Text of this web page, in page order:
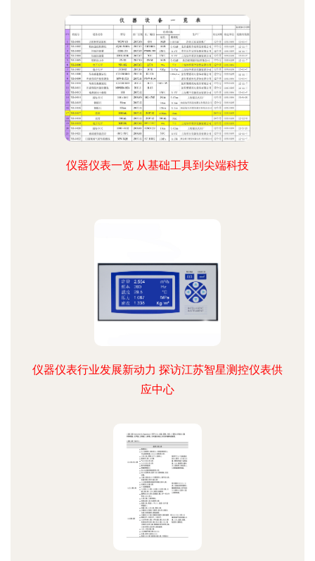
仪器仪表一览 从基础工具到尖端科技
仪器仪表行业发展新动力 探访江苏智星测控仪表供
应中心